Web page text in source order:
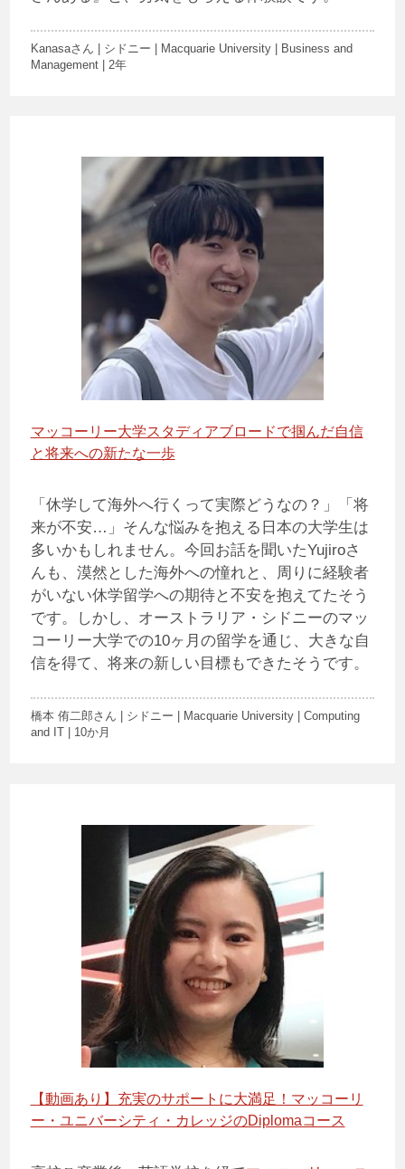
Kanasaさん | シドニー | Macquarie University | Business and
Management | 2年
マッコーリー大学スタディアブロードで掴んだ自信
と将来への新たな一歩
「休学して海外へ行くって実際どうなの？」「将
来が不安…」そんな悩みを抱える日本の大学生は
多いかもしれません。今回お話を聞いたYujiroさ
んも、漠然とした海外への憧れと、周りに経験者
がいない休学留学への期待と不安を抱えてたそう
です。しかし、オーストラリア・シドニーのマッ
コーリー大学での10ヶ月の留学を通じ、大きな自
信を得て、将来の新しい目標もできたそうです。
橋本 侑二郎さん | シドニー | Macquarie University | Computing
and IT | 10か月
【動画あり】充実のサポートに大満足！マッコーリ
ー・ユニバーシティ・カレッジのDiplomaコース